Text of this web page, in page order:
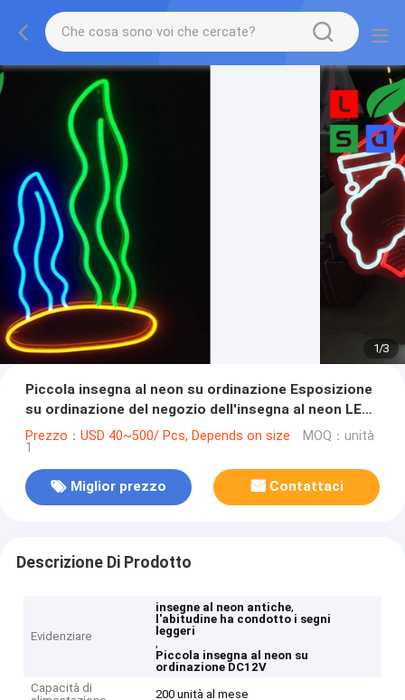
1/3
Piccola insegna al neon su ordinazione Esposizione
su ordinazione del negozio dell'insegna al neon LED
per la decorazione di Natale
Prezzo：USD 40~500/ Pcs, Depends on size MOQ：unità
1
Miglior prezzo Contattaci
Descrizione Di Prodotto
Evidenziare
insegne al neon antiche,
l'abitudine ha condotto i segni
leggeri
,
Piccola insegna al neon su
ordinazione DC12V
Capacità di
200 unità al mese